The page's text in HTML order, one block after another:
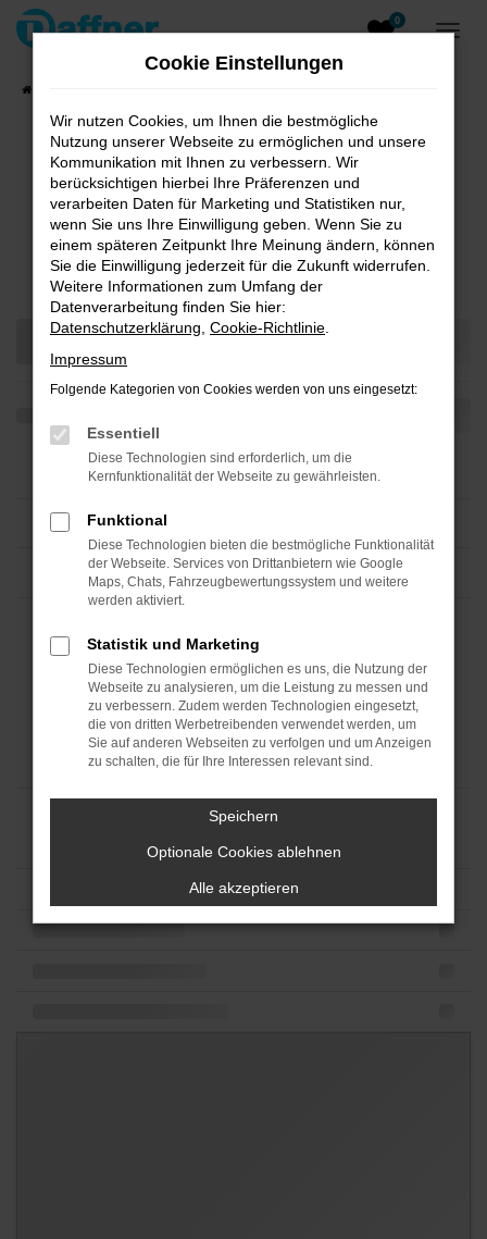
Zum
Hauptinhalt
0
Unsere Angebote
Fahrzeug-Showroom
Cookie Einstellungen
Wir nutzen Cookies, um Ihnen die bestmögliche
Nutzung unserer Webseite zu ermöglichen und unsere
Kommunikation mit Ihnen zu verbessern. Wir
berücksichtigen hierbei Ihre Präferenzen und
verarbeiten Daten für Marketing und Statistiken nur,
wenn Sie uns Ihre Einwilligung geben. Wenn Sie zu
einem späteren Zeitpunkt Ihre Meinung ändern, können
Sie die Einwilligung jederzeit für die Zukunft widerrufen.
Weitere Informationen zum Umfang der
Datenverarbeitung finden Sie hier:
Datenschutzerklärung Cookie-Richtlinie
Impressum
Folgende Kategorien von Cookies werden von uns eingesetzt:
Essentiell
Diese Technologien sind erforderlich, um die
Kernfunktionalität der Webseite zu gewährleisten.
Funktional
Diese Technologien bieten die bestmögliche Funktionalität
der Webseite. Services von Drittanbietern wie Google
Maps, Chats, Fahrzeugbewertungssystem und weitere
werden aktiviert.
Statistik und Marketing
Diese Technologien ermöglichen es uns, die Nutzung der
Webseite zu analysieren, um die Leistung zu messen und
zu verbessern. Zudem werden Technologien eingesetzt,
die von dritten Werbetreibenden verwendet werden, um
Sie auf anderen Webseiten zu verfolgen und um Anzeigen
zu schalten, die für Ihre Interessen relevant sind.
Speichern
Optionale Cookies ablehnen
Alle akzeptieren